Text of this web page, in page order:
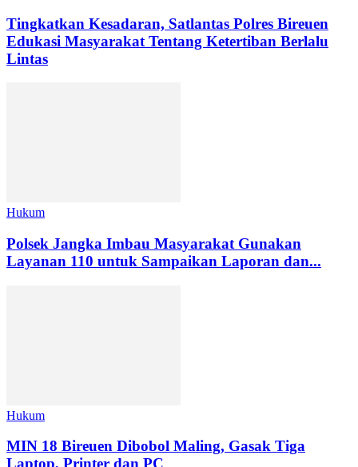
Tingkatkan Kesadaran, Satlantas Polres Bireuen
Edukasi Masyarakat Tentang Ketertiban Berlalu
Lintas
Hukum
Polsek Jangka Imbau Masyarakat Gunakan
Layanan 110 untuk Sampaikan Laporan dan...
Hukum
MIN 18 Bireuen Dibobol Maling, Gasak Tiga